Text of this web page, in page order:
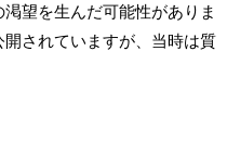
望を生んだ可能性がありま
されていますが、当時は質